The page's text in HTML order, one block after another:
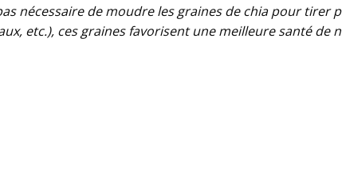
nécessaire de moudre les graines de chia pour
etc.), ces graines favorisent une meilleure santé de